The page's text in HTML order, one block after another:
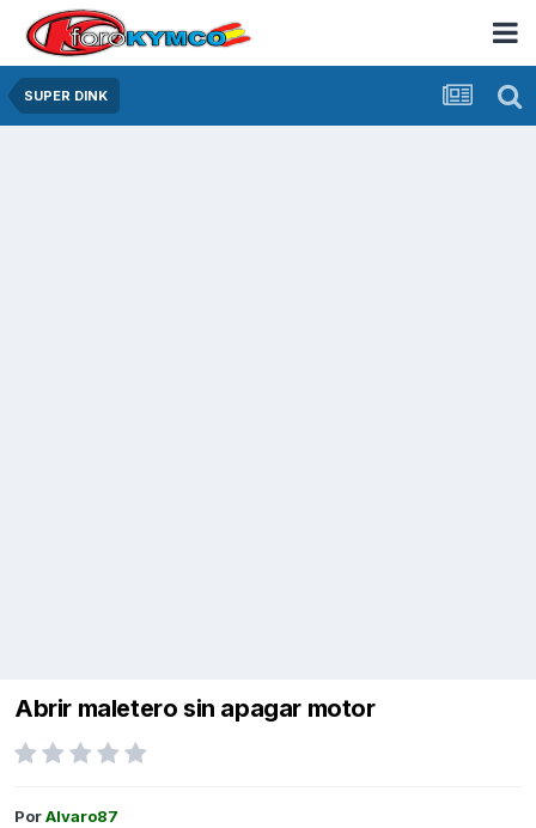
SUPER DINK
Abrir maletero sin apagar motor
PorAlvaro87